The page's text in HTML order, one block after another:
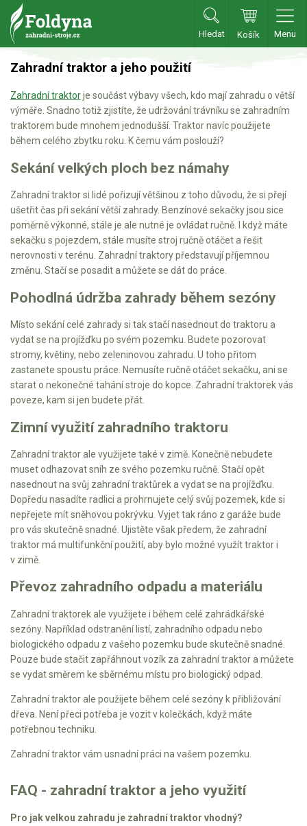
Hledat Košík Menu
Zahradní traktory
Zahradní traktory
Zahradní ridery
Aku traktory
Příslušenství
Sekačky
Benzínové sekačky
Akumulátorové sekačky
Bubnové sekačky
Mulčovače
Křovinořezy a vyžínače
Benzínové křovinořezy a vyžínače
Aku křovinořezy a vyžínače
Motorové pily
Benzínové pily
Aku pily
Elektrické pily
Jednoruční pily
Vyvětvovací pily
AKU zahradní technika
Aku křovinořezy a vyžínače
Aku pily
Aku sekačky
Aku STIHL
Zahradní traktor a jeho použití
Zahradní traktorje součást výbavy všech, kdo mají zahradu o větší
výměře. Snadno totiž zjistíte, že udržování trávníku se zahradním
traktorem bude mnohem jednodušší. Traktor navíc použijete
během celého zbytku roku. K čemu vám poslouží?
Sekání velkých ploch bez námahy
Zahradní traktor si lidé pořizují většinou z toho důvodu, že si přejí
ušetřit čas při sekání větší zahrady. Benzínové sekačky jsou sice
poměrně výkonné, stále je ale nutné je ovládat ručně. I když máte
sekačku s pojezdem, stále musíte stroj ručně otáčet a řešit
nerovnosti v terénu. Zahradní traktory představují příjemnou
změnu. Stačí se posadit a můžete se dát do práce.
Pohodlná údržba zahrady během sezóny
Místo sekání celé zahrady si tak stačí nasednout do traktoru a
vydat se na projížďku po svém pozemku. Budete pozorovat
stromy, květiny, nebo zeleninovou zahradu. U toho přitom
zastanete spoustu práce. Nemusíte ručně otáčet sekačku, ani se
starat o nekonečné tahání stroje do kopce. Zahradní traktorek vás
poveze, kam si jen budete přát.
Zimní využití zahradního traktoru
Zahradní traktor ale využijete také v zimě. Konečně nebudete
muset odhazovat sníh ze svého pozemku ručně. Stačí opět
nasednout na svůj zahradní traktůrek a vydat se na projížďku.
Dopředu nasadíte radlici a prohrnujete celý svůj pozemek, kde si
nepřejete mít sněhovou pokrývku. Vyjet tak ráno z garáže bude
pro vás skutečně snadné. Ujistěte však předem, že zahradní
traktor má multifunkční použití, aby bylo možné využít traktor i
v zimě.
Převoz zahradního odpadu a materiálu
Zahradní traktorek ale využijete i během celé zahrádkářské
sezóny. Například odstranění listí, zahradního odpadu nebo
biologického odpadu z vašeho pozemku bude skutečně snadné.
Pouze bude stačit zapřáhnout vozík za zahradní traktor a můžete
se vydat směrem ke sběrnému místu pro biologický odpad.
Zahradní traktor ale použijete během celé sezóny k přibližování
dřeva. Není přeci potřeba je vozit v kolečkách, když máte
potřebnou techniku.
Zahradní traktor vám usnadní práci na vašem pozemku.
FAQ - zahradní traktor a jeho využití
Pro jak velkou zahradu je zahradní traktor vhodný?